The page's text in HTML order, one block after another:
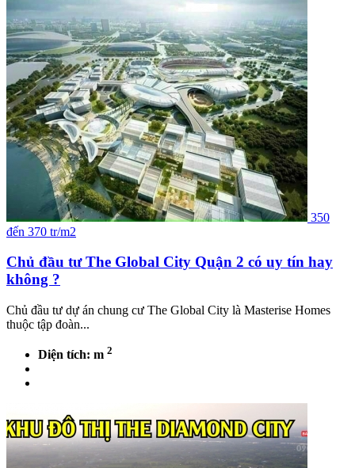
350
đến 370 tr/m2
Chủ đầu tư The Global City Quận 2 có uy tín hay
không ?
Chủ đầu tư dự án chung cư The Global City là Masterise Homes
thuộc tập đoàn...
Diện tích: m 2